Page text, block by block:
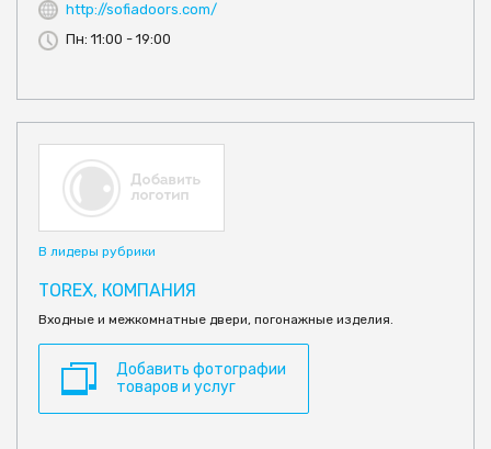
http://sofiadoors.com/
Пн: 11:00 - 19:00
В лидеры рубрики
TOREX, КОМПАНИЯ
Входные и межкомнатные двери, погонажные изделия.
Добавить фотографии
товаров и услуг